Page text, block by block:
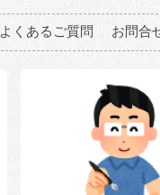
よくあるご質問 お問合